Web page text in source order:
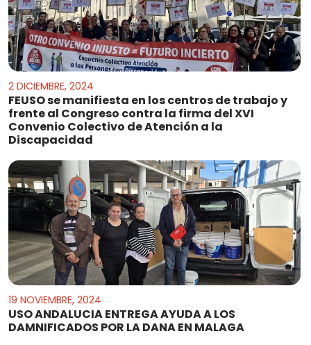
2 DICIEMBRE, 2024
FEUSO se manifiesta en los centros de trabajo y
frente al Congreso contra la firma del XVI
Convenio Colectivo de Atención a la
Discapacidad
19 NOVIEMBRE, 2024
USO ANDALUCIA ENTREGA AYUDA A LOS
DAMNIFICADOS POR LA DANA EN MALAGA